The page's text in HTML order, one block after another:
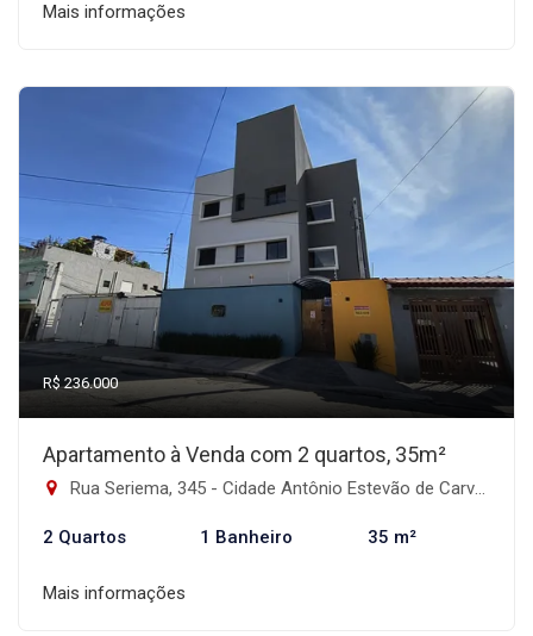
Mais informações
R$ 236.000
Apartamento à Venda com 2 quartos, 35m²
Rua Seriema, 345 - Cidade Antônio Estevão de Carvalho, São Paulo-SP
2 Quartos 1 Banheiro 35 m²
Mais informações